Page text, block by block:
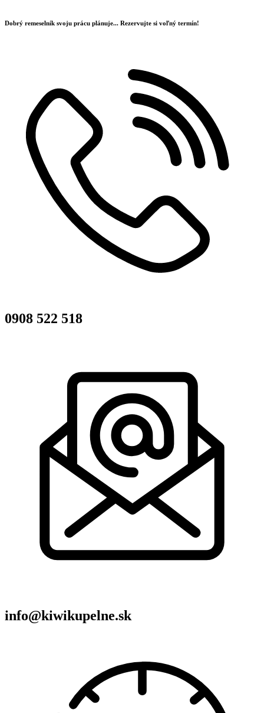
na
Dobrý remeselník svoju prácu plánuje... Rezervujte si voľný termín!
0908 522 518
info@kiwikupelne.sk